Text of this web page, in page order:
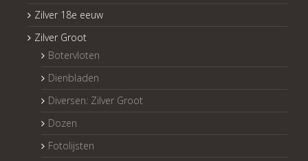
Zilver 18e eeuw
Zilver Groot
Botervloten
Dienbladen
Diversen: Zilver Groot
Dozen
Fotolijsten